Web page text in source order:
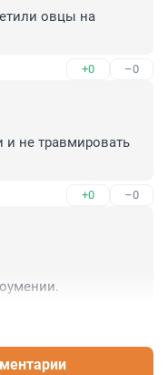
овцы на
+0 –0
и не травмировать
+0 –0